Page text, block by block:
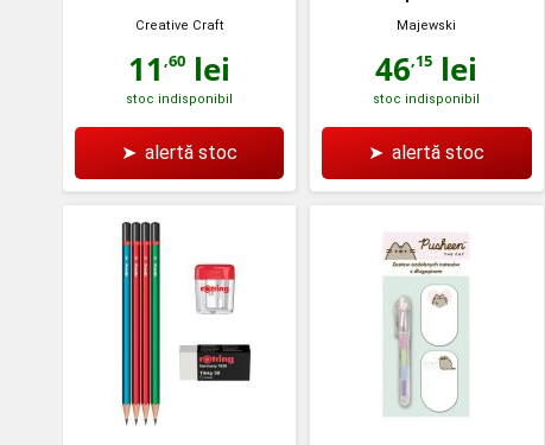
Creative Craft
11,60 lei
stoc indisponibil
➤ alertă stoc
Majewski
46,15 lei
stoc indisponibil
➤ alertă stoc